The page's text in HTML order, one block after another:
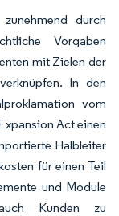
durch
Vorgaben
mit Zielen der
In den
vom
Act einen
Halbleiter
für einen Teil
und Module
Kunden zu